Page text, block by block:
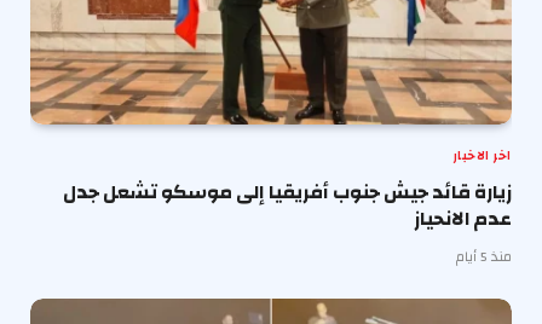
اخر الاخبار
زيارة قائد جيش جنوب أفريقيا إلى موسكو تشعل جدل
عدم الانحياز
منذ 5 أيام